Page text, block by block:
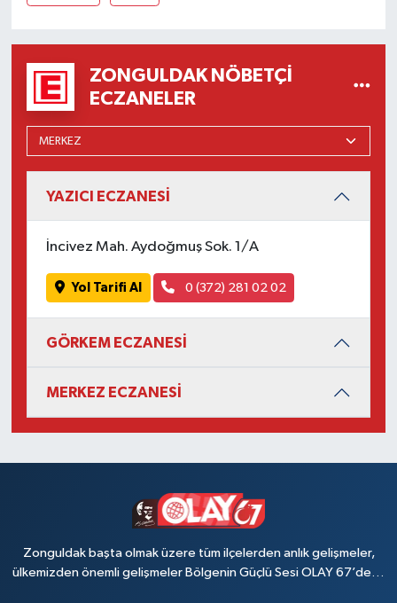
ZONGULDAK NÖBETÇI
ECZANELER
YAZICI ECZANESİ
İncivez Mah. Aydoğmuş Sok. 1/A
Yol Tarifi Al 0 (372) 281 02 02
GÖRKEM ECZANESİ
MERKEZ ECZANESİ
Zonguldak başta olmak üzere tüm ilçelerden anlık gelişmeler,
ülkemizden önemli gelişmeler Bölgenin Güçlü Sesi OLAY 67’de…